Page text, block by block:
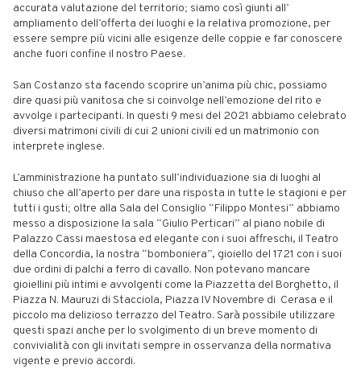
accurata valutazione del territorio; siamo così giunti all’
ampliamento dell’offerta dei luoghi e la relativa promozione, per
essere sempre più vicini alle esigenze delle coppie e far conoscere
anche fuori confine il nostro Paese.
San Costanzo sta facendo scoprire un’anima più chic, possiamo
dire quasi più vanitosa che si coinvolge nell’emozione del rito e
avvolge i partecipanti. In questi 9 mesi del 2021 abbiamo celebrato
diversi matrimoni civili di cui 2 unioni civili ed un matrimonio con
interprete inglese.
L’amministrazione ha puntato sull’individuazione sia di luoghi al
chiuso che all’aperto per dare una risposta in tutte le stagioni e per
tutti i gusti; oltre alla Sala del Consiglio “Filippo Montesi” abbiamo
messo a disposizione la sala “Giulio Perticari” al piano nobile di
Palazzo Cassi maestosa ed elegante con i suoi affreschi, il Teatro
della Concordia, la nostra “bomboniera”, gioiello del 1721 con i suoi
due ordini di palchi a ferro di cavallo. Non potevano mancare
gioiellini più intimi e avvolgenti come la Piazzetta del Borghetto, il
Piazza N. Mauruzi di Stacciola, Piazza IV Novembre di Cerasa e il
piccolo ma delizioso terrazzo del Teatro. Sarà possibile utilizzare
questi spazi anche per lo svolgimento di un breve momento di
convivialità con gli invitati sempre in osservanza della normativa
vigente e previo accordi.